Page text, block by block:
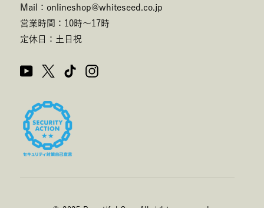
Mail：onlineshop@whiteseed.co.jp
営業時間：10時～17時
定休日：土日祝